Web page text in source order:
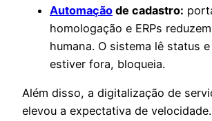
Automação de cadastro:
homologação e ERPs
humana. O sistema lê status
estiver fora, bloqueia.
Além disso, a digitalização de
elevou a expectativa de